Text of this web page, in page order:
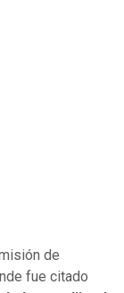
de
fue citado